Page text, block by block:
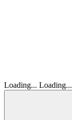
Loading... Loading...